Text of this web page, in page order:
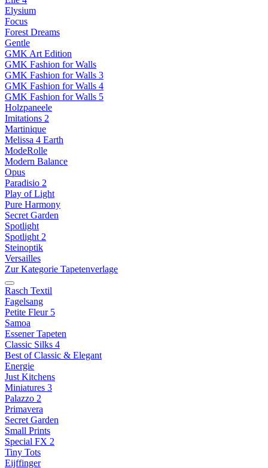
Elysium
Focus
Forest Dreams
Gentle
GMK Art Edition
GMK Fashion for Walls
GMK Fashion for Walls 3
GMK Fashion for Walls 4
GMK Fashion for Walls 5
Holzpaneele
Imitations 2
Martinique
Melissa 4 Earth
ModeRolle
Modern Balance
Opus
Paradisio 2
Play of Light
Pure Harmony
Secret Garden
Spotlight
Spotlight 2
Steinoptik
Versailles
Zur Kategorie Tapetenverlage
Rasch Textil
Fagelsang
Petite Fleur 5
Samoa
Essener Tapeten
Classic Silks 4
Best of Classic & Elegant
Energie
Just Kitchens
Miniatures 3
Palazzo 2
Primavera
Secret Garden
Small Prints
Special FX 2
Tiny Tots
Eijffinger